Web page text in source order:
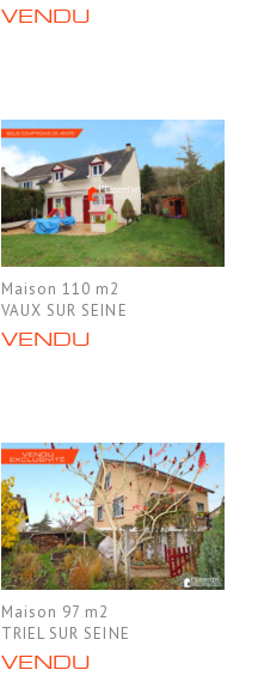
VENDU
Maison 110 m2
VAUX SUR SEINE
VENDU
Maison 97 m2
TRIEL SUR SEINE
VENDU